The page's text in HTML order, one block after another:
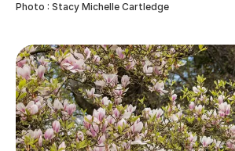
Photo : Stacy Michelle Cartledge